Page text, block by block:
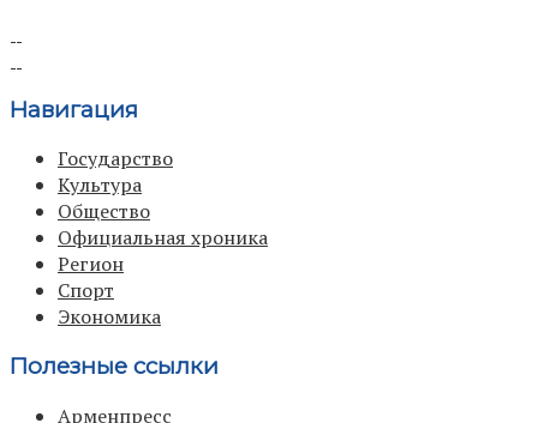
Навигация
Государство
Культура
Общество
Официальная хроника
Регион
Спорт
Экономика
Полезные ссылки
Арменпресс